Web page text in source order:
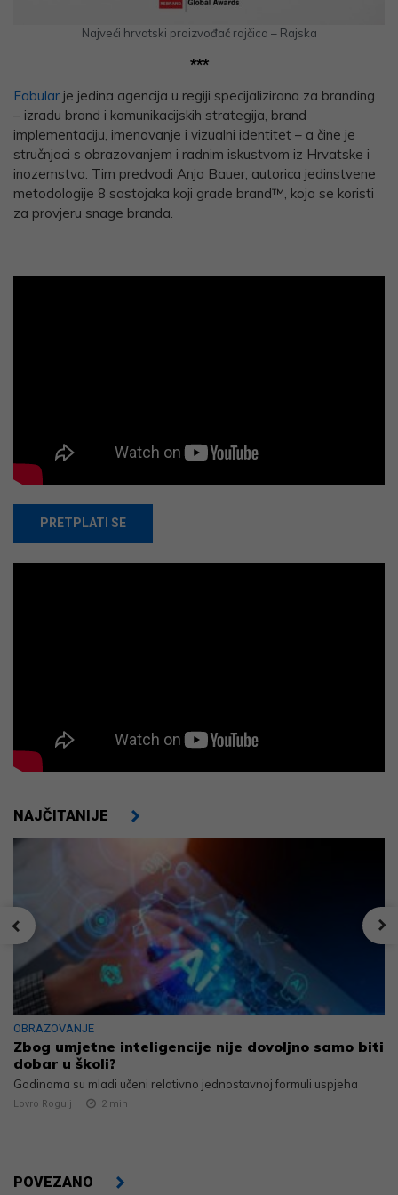
Najveći hrvatski proizvođač rajčica – Rajska
***
Fabular je jedina agencija u regiji specijalizirana za branding
– izradu brand i komunikacijskih strategija, brand
implementaciju, imenovanje i vizualni identitet – a čine je
stručnjaci s obrazovanjem i radnim iskustvom iz Hrvatske i
inozemstva. Tim predvodi Anja Bauer, autorica jedinstvene
metodologije 8 sastojaka koji grade brand™, koja se koristi
za provjeru snage branda.
PRETPLATI SE
NAJČITANIJE
OBRAZOVANJE
Zbog umjetne inteligencije nije dovoljno samo biti
dobar u školi?
Godinama su mladi učeni relativno jednostavnoj formuli uspjeha
Lovro Rogulj 2 min
POVEZANO